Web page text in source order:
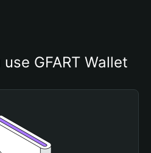
GFART Wallet